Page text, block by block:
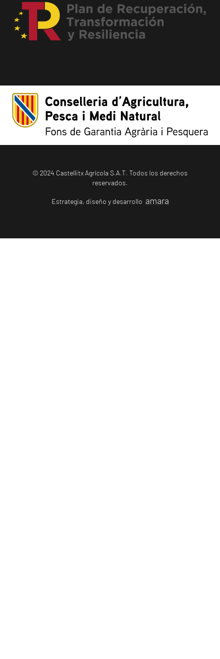
© 2024 Castellitx Agrícola S.A.T. Todos los derechos
reservados.
Estrategia, diseño y desarrollo amara